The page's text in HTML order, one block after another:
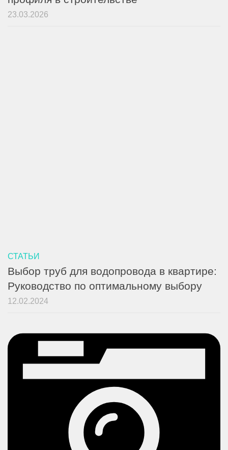
23.03.2026
СТАТЬИ
Выбор труб для водопровода в квартире:
Руководство по оптимальному выбору
12.02.2024